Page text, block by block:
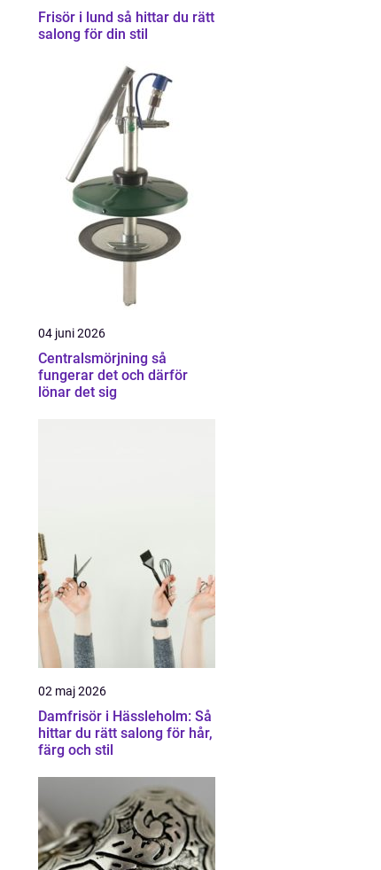
Frisör i lund så hittar du rätt
salong för din stil
04 juni 2026
Centralsmörjning så
fungerar det och därför
lönar det sig
02 maj 2026
Damfrisör i Hässleholm: Så
hittar du rätt salong för hår,
färg och stil